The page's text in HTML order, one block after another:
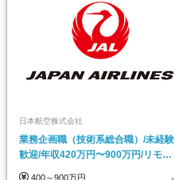
日本航空株式会社
業務企画職（技術系総合職）/未経験
歓迎/年収420万円〜900万円/リモー
400～900万円